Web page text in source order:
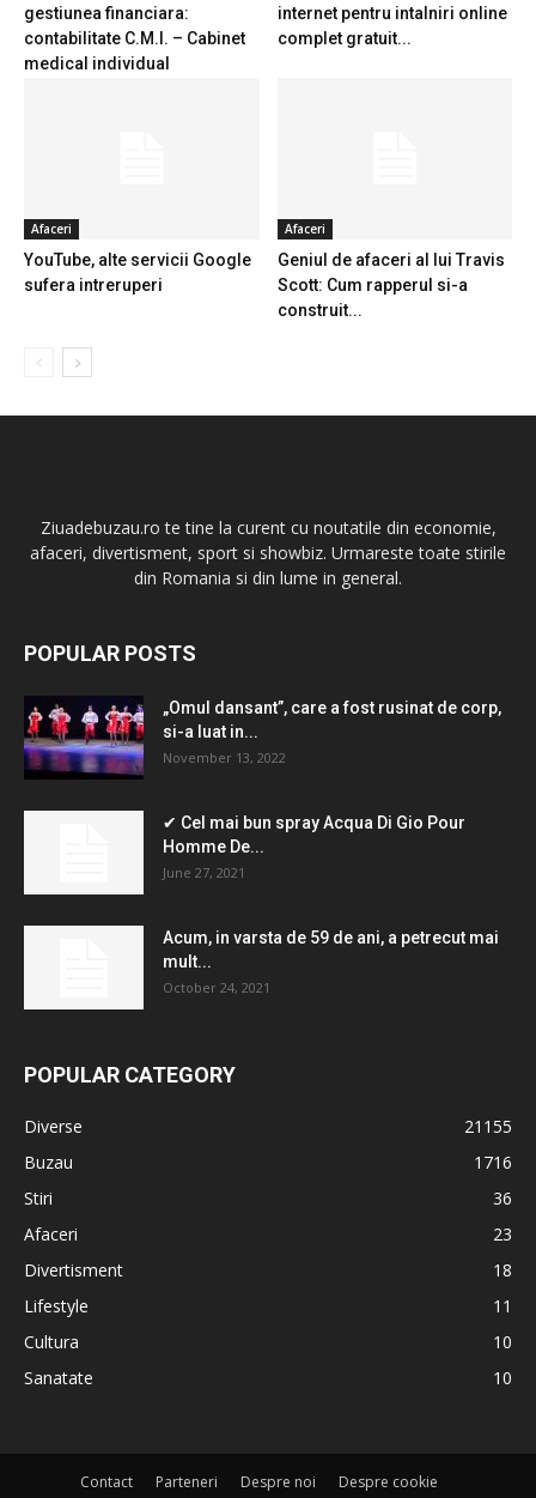
gestiunea financiara:
contabilitate C.M.I. – Cabinet
medical individual
internet pentru intalniri online
complet gratuit...
Afaceri
YouTube, alte servicii Google
sufera intreruperi
Afaceri
Geniul de afaceri al lui Travis
Scott: Cum rapperul si-a
construit...
Ziuadebuzau.ro te tine la curent cu noutatile din economie,
afaceri, divertisment, sport si showbiz. Urmareste toate stirile
din Romania si din lume in general.
POPULAR POSTS
„Omul dansant”, care a fost rusinat de corp,
si-a luat in...
November 13, 2022
✔ Cel mai bun spray Acqua Di Gio Pour
Homme De...
June 27, 2021
Acum, in varsta de 59 de ani, a petrecut mai
mult...
October 24, 2021
POPULAR CATEGORY
Diverse
21155
Buzau
1716
Stiri
36
Afaceri
23
Divertisment
18
Lifestyle
11
Cultura
10
Sanatate
10
Contact Parteneri Despre noi
Despre cookie